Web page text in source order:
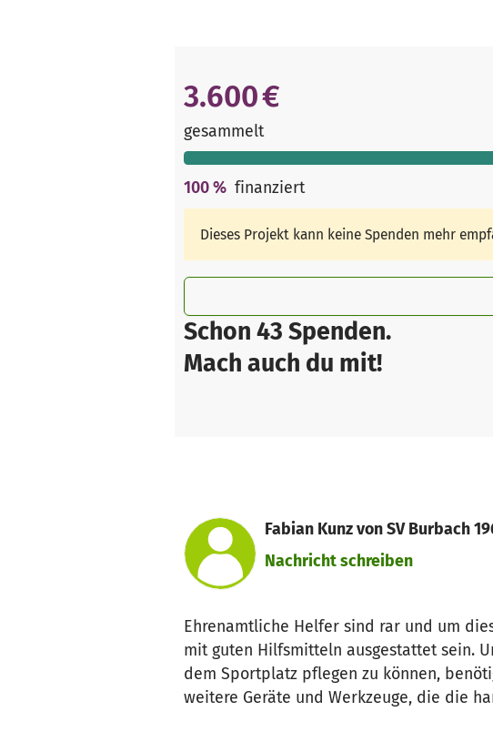
Schon 43 Spenden.
Mach auch du mit!
3.600 €
gesammelt
100% finanziert
Dieses Projekt kann keine Spenden mehr
Fabian Kunz von SV Burbach
Nachricht schreiben
Ehrenamtliche Helfer sind rar und um
mit guten Hilfsmitteln ausgestattet sein.
dem Sportplatz pflegen zu können,
weitere Geräte und Werkzeuge, die die